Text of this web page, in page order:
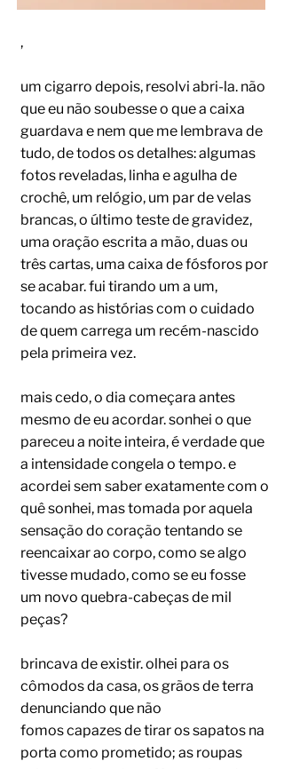
,
um cigarro depois, resolvi abri-la. não
que eu não soubesse o que a caixa
guardava e nem que me lembrava de
tudo, de todos os detalhes: algumas
fotos reveladas, linha e agulha de
crochê, um relógio, um par de velas
brancas, o último teste de gravidez,
uma oração escrita a mão, duas ou
três cartas, uma caixa de fósforos por
se acabar. fui tirando um a um,
tocando as histórias com o cuidado
de quem carrega um recém-nascido
pela primeira vez.
mais cedo, o dia começara antes
mesmo de eu acordar. sonhei o que
pareceu a noite inteira, é verdade que
a intensidade congela o tempo. e
acordei sem saber exatamente com o
quê sonhei, mas tomada por aquela
sensação do coração tentando se
reencaixar ao corpo, como se algo
tivesse mudado, como se eu fosse
um novo quebra-cabeças de mil
peças?
brincava de existir. olhei para os
cômodos da casa, os grãos de terra
denunciando que não
fomos capazes de tirar os sapatos na
porta como prometido; as roupas